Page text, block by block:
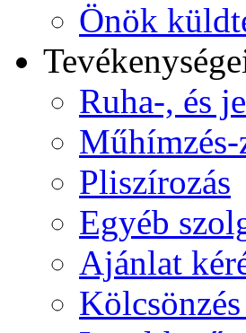
Önök
Ruha-, és
Műhímzés-
Pliszírozás
Egyéb
Ajánlat